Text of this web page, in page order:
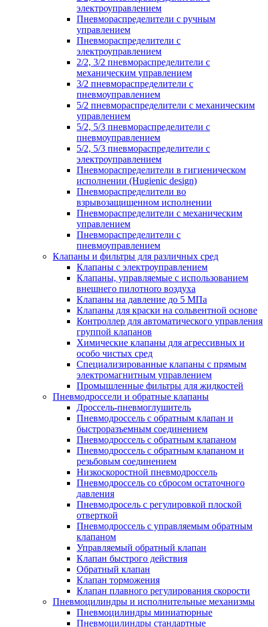
электроуправлением
Пневмораспределители с ручным
управлением
Пневмораспределители с
электроуправлением
2/2, 3/2 пневмораспределители с
механическим управлением
3/2 пневмораспределители с
пневмоуправлением
5/2 пневмораспределители с механическим
управлением
5/2, 5/3 пневмораспределители с
пневмоуправлением
5/2, 5/3 пневмораспределители с
электроуправлением
Пневмораспределители в гигиеническом
исполнении (Hugienic design)
Пневмораспределители во
взрывозащищенном исполнении
Пневмораспределители с механическим
управлением
Пневмораспределители с
пневмоуправлением
Клапаны и фильтры для различных сред
Клапаны с электроуправлением
Клапаны, управляемые с использованием
внешнего пилотноrо воздуха
Клапаны на давление до 5 МПа
Клапаны для краски на сольвентной основе
Контроллер для автоматического управления
группой клапанов
Химические клапаны для агрессивных и
особо чистых сред
Специализированные клапаны с прямым
электромагнитным управлением
Промышленные фильтры для жидкостей
Пневмодроссели и обратные клапаны
Дроссель-пневмоглушитель
Пневмодроссель с обратным клапан и
быстроразъемным соединением
Пневмодроссель с обратным клапаном
Пневмодроссель с обратным клапаном и
резьбовым соединением
Низкоскоростной пневмодроссель
Пневмодроссель со сбросом остаточного
давления
Пневмодросель с регулировкой плоской
отверткой
Пневмодроссель с управляемым обратным
клапаном
Управляемый обратный клапан
Клапан быстрого действия
Обратный клапан
Клапан торможения
Клапан плавного регулирования скорости
Пневмоцилиндры и исполнительные механизмы
Пневмоцилиндры миниатюрные
Пневмоцилиндры стандартные